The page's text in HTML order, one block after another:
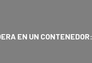
EN UN CONTENEDOR: